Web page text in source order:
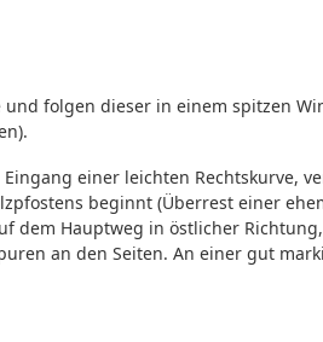
folgen dieser in einem spitzen
einer leichten Rechtskurve,
beginnt (Überrest einer
dem Hauptweg in östlicher
an den Seiten. An einer gut